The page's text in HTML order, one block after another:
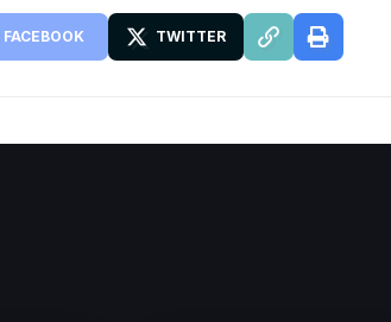
FACEBOOK TWITTER